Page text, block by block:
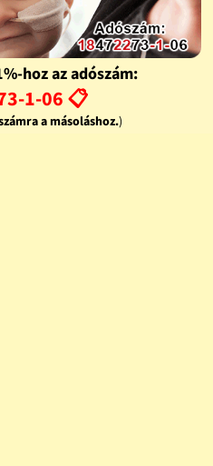
hoz az adószám:
1-06 📋
a másoláshoz.)